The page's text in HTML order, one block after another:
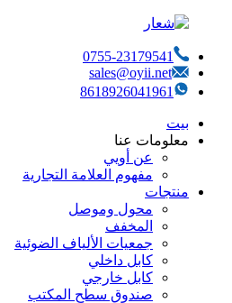
0755-23179541
sales@oyii.net
8618926041961
بيت
معلومات عنا
عن أويي
مفهوم العلامة التجارية
منتجات
محول وموصل
المخفف
جمعيات الألياف الضوئية
كابل داخلي
كابل خارجي
صندوق سطح المكتب